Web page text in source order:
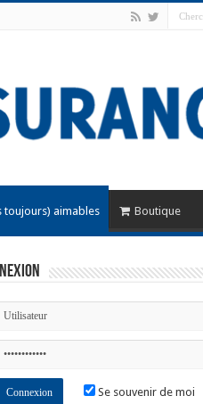
toujours) aimables Boutique
Se souvenir de moi